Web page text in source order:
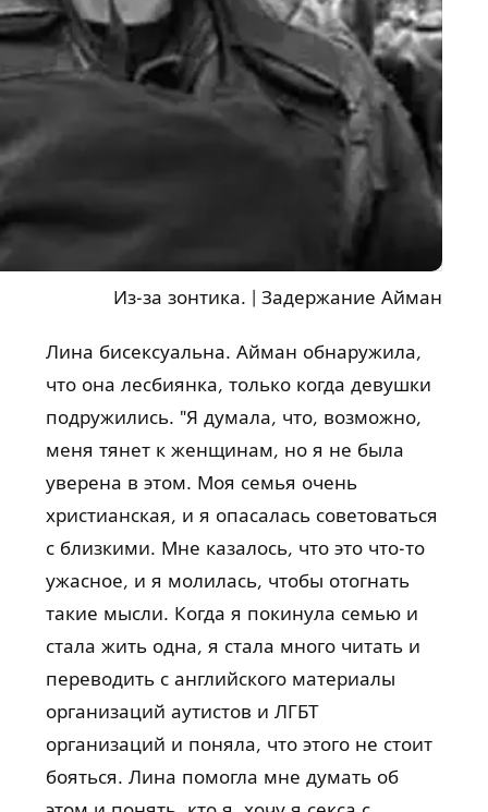
Из-за зонтика. | Задержание Айман
Лина бисексуальна. Айман обнаружила,
что она лесбиянка, только когда девушки
подружились. "Я думала, что, возможно,
меня тянет к женщинам, но я не была
уверена в этом. Моя семья очень
христианская, и я опасалась советоваться
с близкими. Мне казалось, что это что-то
ужасное, и я молилась, чтобы отогнать
такие мысли. Когда я покинула семью и
стала жить одна, я стала много читать и
переводить с английского материалы
организаций аутистов и ЛГБТ
организаций и поняла, что этого не стоит
бояться. Лина помогла мне думать об